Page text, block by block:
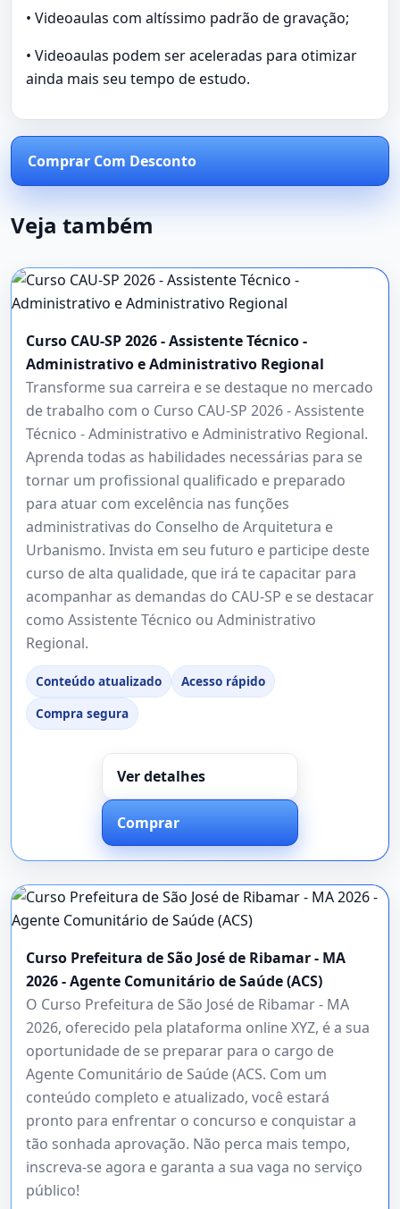
• Videoaulas com altíssimo padrão de gravação;
• Videoaulas podem ser aceleradas para otimizar
ainda mais seu tempo de estudo.
Comprar Com Desconto
Veja também
Curso CAU-SP 2026 - Assistente Técnico -
Administrativo e Administrativo Regional
Transforme sua carreira e se destaque no mercado
de trabalho com o Curso CAU-SP 2026 - Assistente
Técnico - Administrativo e Administrativo Regional.
Aprenda todas as habilidades necessárias para se
tornar um profissional qualificado e preparado
para atuar com excelência nas funções
administrativas do Conselho de Arquitetura e
Urbanismo. Invista em seu futuro e participe deste
curso de alta qualidade, que irá te capacitar para
acompanhar as demandas do CAU-SP e se destacar
como Assistente Técnico ou Administrativo
Regional.
Conteúdo atualizado
Acesso rápido
Compra segura
Ver detalhes
Comprar
Curso Prefeitura de São José de Ribamar - MA
2026 - Agente Comunitário de Saúde (ACS)
O Curso Prefeitura de São José de Ribamar - MA
2026, oferecido pela plataforma online XYZ, é a sua
oportunidade de se preparar para o cargo de
Agente Comunitário de Saúde (ACS. Com um
conteúdo completo e atualizado, você estará
pronto para enfrentar o concurso e conquistar a
tão sonhada aprovação. Não perca mais tempo,
inscreva-se agora e garanta a sua vaga no serviço
público!